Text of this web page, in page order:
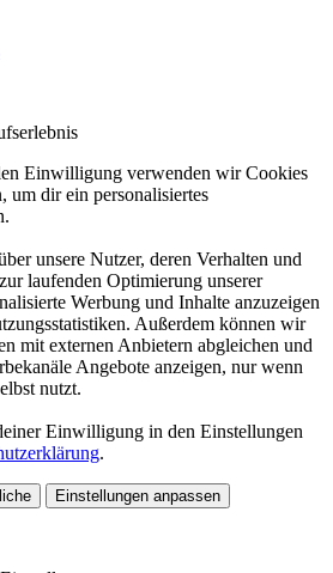
Einwilligung verwenden wir Cookies
um dir ein personalisiertes
unsere Nutzer, deren Verhalten und
laufenden Optimierung unserer
Werbung und Inhalte anzuzeigen
Außerdem können wir
mit externen Anbietern abgleichen und
Angebote anzeigen, nur wenn
nutzt.
Einwilligung in den Einstellungen
.
Einstellungen anpassen